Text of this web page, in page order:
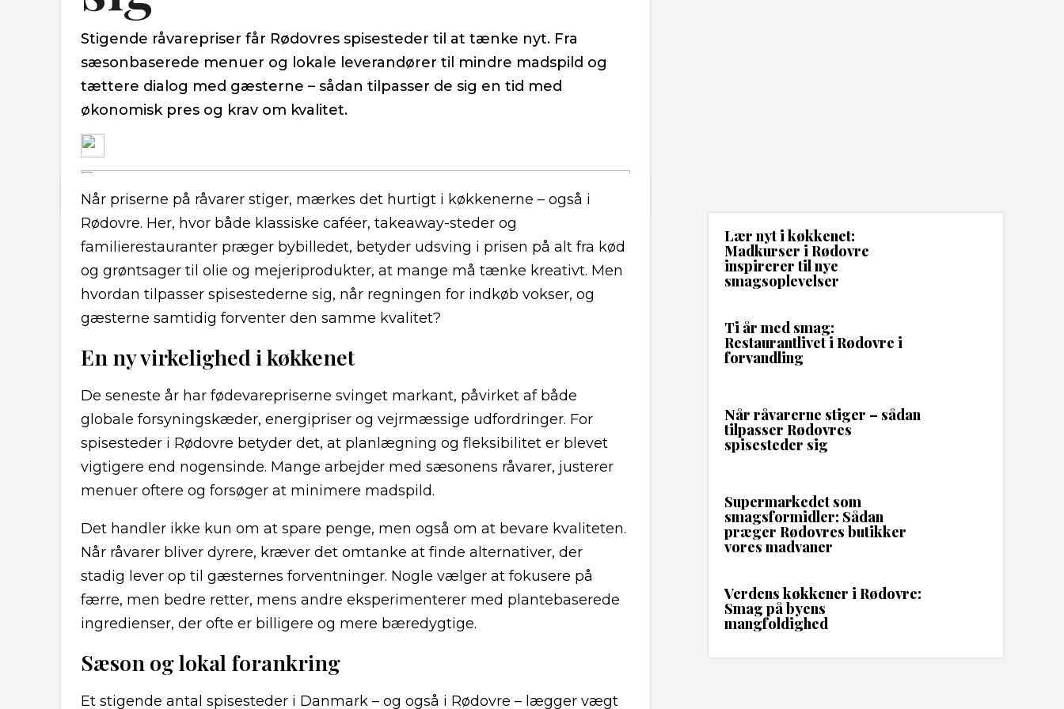
Stigende råvarepriser får Rødovres spisesteder til at tænke nyt. Fra
sæsonbaserede menuer og lokale leverandører til mindre madspild og
tættere dialog med gæsterne – sådan tilpasser de sig en tid med
økonomisk pres og krav om kvalitet.
Når priserne på råvarer stiger, mærkes det hurtigt i køkkenerne – også i
Rødovre. Her, hvor både klassiske caféer, takeaway-steder og
familierestauranter præger bybilledet, betyder udsving i prisen på alt fra kød
og grøntsager til olie og mejeriprodukter, at mange må tænke kreativt. Men
hvordan tilpasser spisestederne sig, når regningen for indkøb vokser, og
gæsterne samtidig forventer den samme kvalitet?
En ny virkelighed i køkkenet
De seneste år har fødevarepriserne svinget markant, påvirket af både
globale forsyningskæder, energipriser og vejrmæssige udfordringer. For
spisesteder i Rødovre betyder det, at planlægning og fleksibilitet er blevet
vigtigere end nogensinde. Mange arbejder med sæsonens råvarer, justerer
menuer oftere og forsøger at minimere madspild.
Det handler ikke kun om at spare penge, men også om at bevare kvaliteten.
Når råvarer bliver dyrere, kræver det omtanke at finde alternativer, der
stadig lever op til gæsternes forventninger. Nogle vælger at fokusere på
færre, men bedre retter, mens andre eksperimenterer med plantebaserede
ingredienser, der ofte er billigere og mere bæredygtige.
Sæson og lokal forankring
Et stigende antal spisesteder i Danmark – og også i Rødovre – lægger vægt
Lær nyt i køkkenet:
Madkurser i Rødovre
inspirerer til nye
smagsoplevelser
Ti år med smag:
Restaurantlivet i Rødovre i
forvandling
Når råvarerne stiger – sådan
tilpasser Rødovres
spisesteder sig
Supermarkedet som
smagsformidler: Sådan
præger Rødovres butikker
vores madvaner
Verdens køkkener i Rødovre:
Smag på byens
mangfoldighed